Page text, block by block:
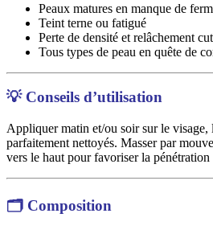
Peaux matures en manque de
Teint terne ou fatigué
Perte de densité et relâchement
Tous types de peau en quête de
💡 Conseils d’utilisation
Appliquer matin et/ou soir sur le visage,
parfaitement nettoyés. Masser par
vers le haut pour favoriser la
🗂️ Composition